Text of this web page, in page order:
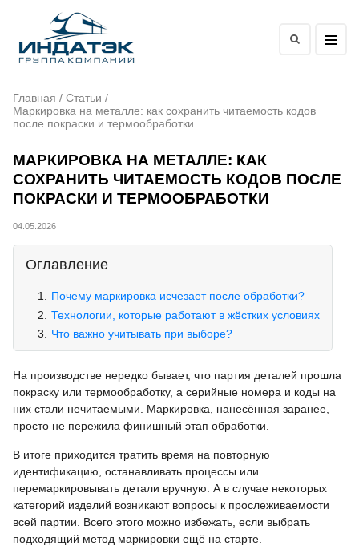
Главная / Статьи /
Маркировка на металле: как сохранить читаемость кодов
после покраски и термообработки
МАРКИРОВКА НА МЕТАЛЛЕ: КАК
СОХРАНИТЬ ЧИТАЕМОСТЬ КОДОВ ПОСЛЕ
ПОКРАСКИ И ТЕРМООБРАБОТКИ
04.05.2026
Оглавление
Почему маркировка исчезает после обработки?
Технологии, которые работают в жёстких условиях
Что важно учитывать при выборе?
На производстве нередко бывает, что партия деталей прошла
покраску или термообработку, а серийные номера и коды на
них стали нечитаемыми. Маркировка, нанесённая заранее,
просто не пережила финишный этап обработки.
В итоге приходится тратить время на повторную
идентификацию, останавливать процессы или
перемаркировывать детали вручную. А в случае некоторых
категорий изделий возникают вопросы к прослеживаемости
всей партии. Всего этого можно избежать, если выбрать
подходящий метод маркировки ещё на старте.